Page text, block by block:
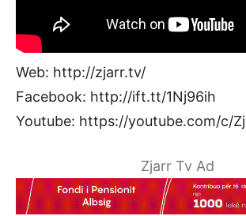
Web: http://zjarr.tv/
Facebook: http://ift.tt/1Nj96ih
Youtube: https://youtube.com/c/
Zjarr Tv Ad